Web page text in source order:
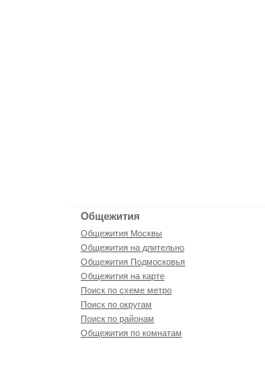
Общежития
Общежития Москвы
Общежития на длительно
Общежития Подмосковья
Общежития на карте
Поиск по схеме метро
Поиск по округам
Поиск по районам
Общежития по комнатам